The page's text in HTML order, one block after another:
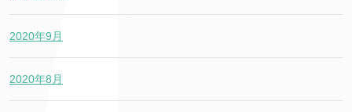
2020年9月
2020年8月